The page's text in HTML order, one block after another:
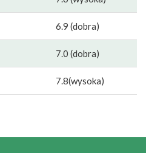
6.9 (dobra)
7.0 (dobra)
7.8(wysoka)